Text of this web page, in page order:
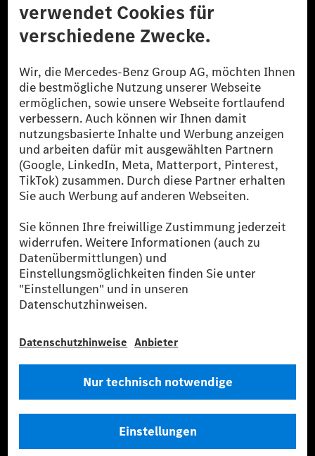
© 2026 Mercedes-Benz Group AG. Alle Rechte vorbehalten.
[1] Bilanziell CO₂-neutral bedeutet, dass nicht vermiedene oder nicht
reduzierte CO₂-Emissionen bei der Mercedes-Benz Group durch
zertifizierte Ausgleichsprojekte kompensiert werden.
[2] Renewable Charging ist ein integraler Bestandteil von MB.CHARGE
Public in Europa, den USA, Kanada und China. Sofern an der jeweiligen
Ladestation noch kein Strom aus erneuerbaren Energien vorliegt,
verwendet Renewable Charging Grünstromzertifikate*. Diese stellen
sicher, dass für Ladevorgänge über MB.CHARGE Public eine äquivalente
Strommenge aus erneuerbaren Energien ins Stromnetz eingespeist wird.
* Inkl. EKOenergy Ökolabel
* Die angegebenen Werte wurden nach dem vorgeschriebenen
Messverfahren WLTP (Worldwide harmonised Light vehicles Test
Procedure) ermittelt. Die angegebenen Spannweiten beziehen sich auf
den europäischen Markt. Der Energieverbrauch und der CO₂-Ausstoß
eines Pkw sind nicht nur von der effizienten Ausnutzung des Kraftstoffs
bzw. des Energieträgers durch den Pkw, sondern auch vom Fahrstil und
** Der Stromverbrauch wurde auf der Grundlage der VO 692/2008/EG
Fahrzeugkonfiguration.
*** Angaben zum Stromverbrauch und zur Reichweite sind vorläufig und
wurden intern nach Maßgabe der Zertifizierungsmethode „WLTP-
Typgenehmigung noch eine Konformitätsbescheinigung mit amtlichen